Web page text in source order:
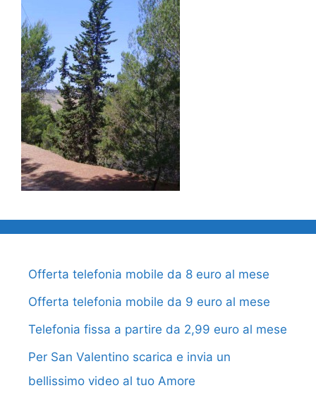
Offerta telefonia mobile da 8 euro al mese
Offerta telefonia mobile da 9 euro al mese
Telefonia fissa a partire da 2,99 euro al mese
Per San Valentino scarica e invia un
bellissimo video al tuo Amore